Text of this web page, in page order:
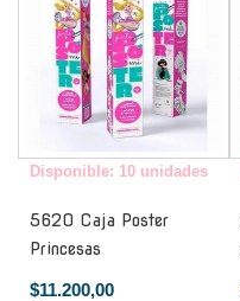
Disponible: 10 unidades
5620 Caja Poster
Princesas
$11.200,00